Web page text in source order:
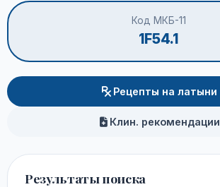
Код МКБ-11
1F54.1
Рецепты на латыни
Клин. рекомендации
Результаты поиска